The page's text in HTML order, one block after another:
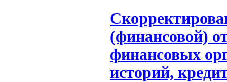
(финансовой)
финансовых
историй,